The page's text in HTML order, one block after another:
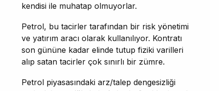
kendisi ile muhatap olmuyorlar.
Petrol, bu tacirler tarafından bir risk yönetimi
ve yatırım aracı olarak kullanılıyor. Kontratı
son gününe kadar elinde tutup fiziki varilleri
alıp satan tacirler çok sınırlı bir zümre.
Petrol piyasasındaki arz/talep dengesizliği